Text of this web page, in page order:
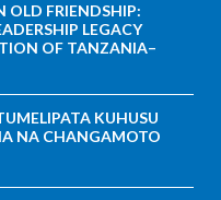
OLD FRIENDSHIP:
LEGACY
OF TANZANIA–
KUHUSU
NA CHANGAMOTO